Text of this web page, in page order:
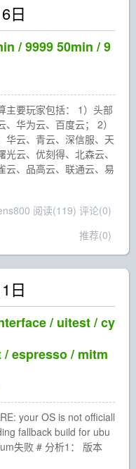
日
/ 9999 50min / 9
主要玩家包括： 1）头部
华为云、百度云； 2）
华云、青云、深信服、天
云、优刻得、北森云、
云、品高云、联通云、易
阅读(119) 评论(0)
推荐(0)
日
/ uitest / cy
espresso / mitm
your OS is not officiall
fallback build for ubu
失败 # 分析1： 版本